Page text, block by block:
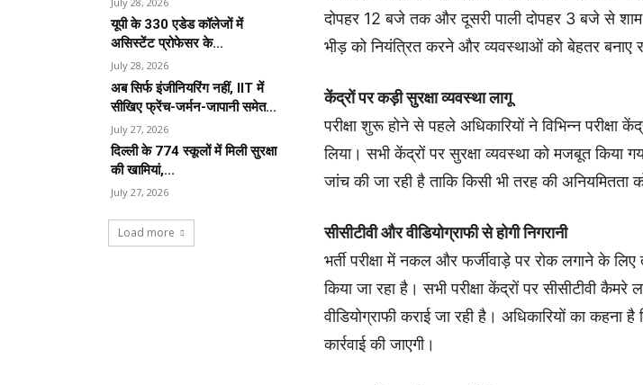
यूपी के 330 एडेड कॉलेजों में
असिस्टेंट प्रोफेसर के...
July 28, 2026
अब सिर्फ इंजीनियरिंग नहीं, IIT में
सीखिए फ्रेंच-जर्मन-जापानी समेत...
July 27, 2026
दिल्ली के 774 स्कूलों में मिली सुरक्षा
की खामियां,...
July 27, 2026
Load more
दोपहर 12 बजे तक और दूसरी पाली दोपहर 3 बजे से
भीड़ को नियंत्रित करने और व्यवस्थाओं को बेहतर बनाए
केंद्रों पर कड़ी सुरक्षा व्यवस्था लागू
परीक्षा शुरू होने से पहले अधिकारियों ने विभिन्न परीक्षा
लिया। सभी केंद्रों पर सुरक्षा व्यवस्था को मजबूत किया
जांच की जा रही है ताकि किसी भी तरह की अनियमितता
सीसीटीवी और वीडियोग्राफी से होगी निगरानी
भर्ती परीक्षा में नकल और फर्जीवाड़े पर रोक लगाने के लिए
किया जा रहा है। सभी परीक्षा केंद्रों पर सीसीटीवी कैमरे
वीडियोग्राफी कराई जा रही है। अधिकारियों का कहना
कार्रवाई की जाएगी।